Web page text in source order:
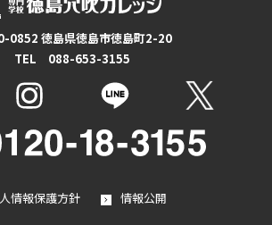
0852 徳島県徳島市徳島町2-20
TEL 088-653-3155
情報保護方針 情報公開